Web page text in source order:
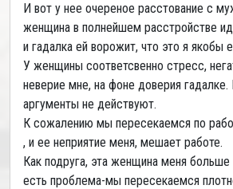
И вот у нее очереное расстование с
женщина в полнейшем расстройстве
и гадалка ей ворожит, что это я якобы
У женщины соответсвенно стресс,
неверие мне, на фоне доверия
аргументы не действуют.
К сожалению мы пересекаемся по
, и ее неприятие меня, мешает работе.
Как подруга, эта женщина меня больше
есть проблема-мы пересекаемся